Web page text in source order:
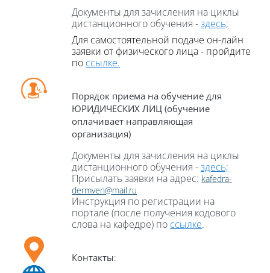
Документы для зачисления на циклы
дистанционного обучения -здесь;
Для самостоятельной подаче он-лайн
заявки от физического лица - пройдите
по ссылке.
Порядок приема на обучение для
ЮРИДИЧЕСКИХ ЛИЦ (обучение
оплачивает направляющая
организация)
Документы для зачисления на циклы
дистанционного обучения -здесь;
Присылать заявки на адрес: kafedra-
dermven@mail.ru
Инструкция по регистрации на
портале (после получения кодового
слова на кафедре) по ссылке.
Контакты: